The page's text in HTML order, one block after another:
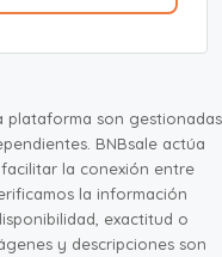
plataforma son gestionadas
BNBsale actúa
la conexión entre
la información
exactitud o
y descripciones son